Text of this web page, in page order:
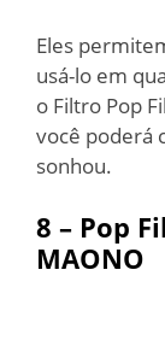
Eles
usá-lo em
o Filtro Pop
você poderá
sonhou.
8 – Pop
MAONO